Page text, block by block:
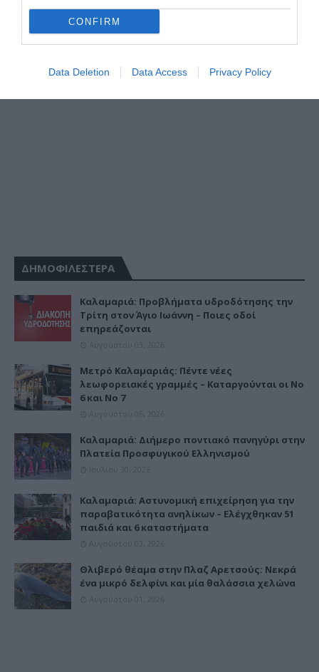
CONFIRM
Data Deletion Data Access Privacy Policy
ΔΗΜΟΦΙΛΕΣΤΕΡΑ
Καλαμαριά: Προβλήματα υδροδότησης την
Τρίτη στον Άγιο Ιωάννη – Ποιες οδοί
επηρεάζονται
Μετρό Καλαμαριάς: Πέντε νέες
λεωφορειακές γραμμές – Καταργούνται οι Νο
6 και Νο 7
Καλαμαριά: Διήμερο ποντιακό πανηγύρι στην
Πλατεία Προσφυγικού Ελληνισμού
Καλαμαριά: Αστυνομική επιχείρηση για την
παραβατικότητα ανηλίκων – Ελέγχθηκαν 51
παιδιά και 6 καταστήματα
Θλιβερό θέαμα στην Πλαζ Αρετσούς: Νεκρά
ένα μικρό δελφίνι και μία θαλάσσια χελώνα